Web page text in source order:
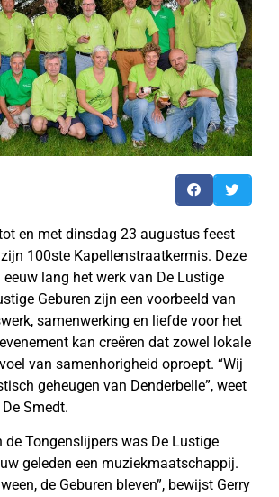
en met dinsdag 23 augustus feest
100ste Kapellenstraatkermis. Deze
eeuw lang het werk van De Lustige
Geburen zijn een voorbeeld van
samenwerking en liefde voor het
kan creëren dat zowel lokale
van samenhorigheid oproept. “Wij
geheugen van Denderbelle”, weet
Smedt.
de Tongenslijpers was De Lustige
geleden een muziekmaatschappij.
de Geburen bleven”, bewijst Gerry